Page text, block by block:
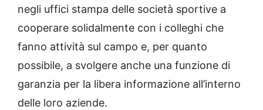
negli uffici stampa delle società sportive a
cooperare solidalmente con i colleghi che
fanno attività sul campo e, per quanto
possibile, a svolgere anche una funzione di
garanzia per la libera informazione all’interno
delle loro aziende.